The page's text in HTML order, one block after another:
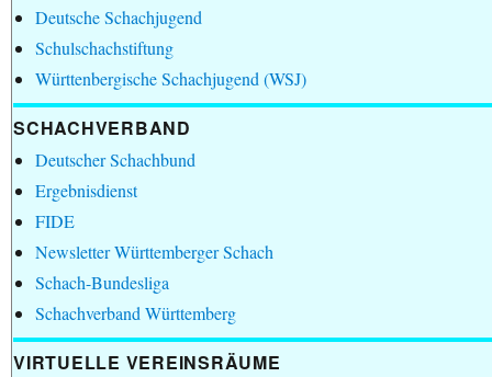
Deutsche Schachjugend
Schulschachstiftung
Württenbergische Schachjugend (WSJ)
SCHACHVERBAND
Deutscher Schachbund
Ergebnisdienst
FIDE
Newsletter Württemberger Schach
Schach-Bundesliga
Schachverband Württemberg
VIRTUELLE VEREINSRÄUME